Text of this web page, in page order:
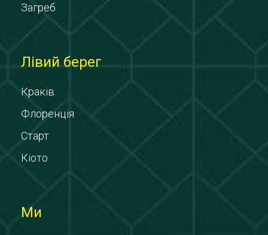
Загреб
Лівий берег
Краків
Флоренція
Старт
Кіото
Ми